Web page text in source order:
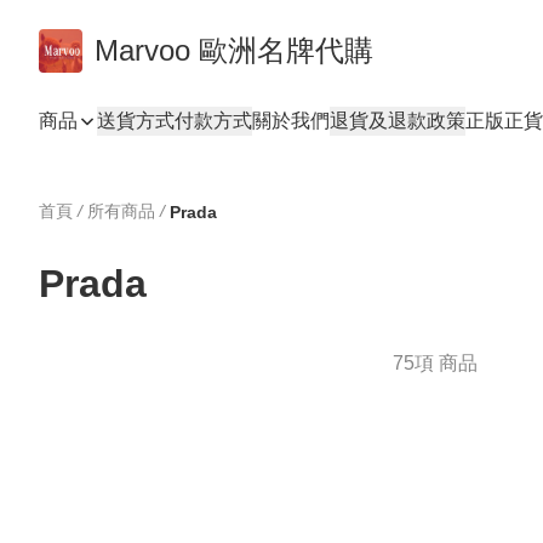
Marvoo 歐洲名牌代購
商品 送貨方式付款方式關於我們退貨及退款政策正版正
首頁 / 所有商品 / Prada
Prada
75項 商品